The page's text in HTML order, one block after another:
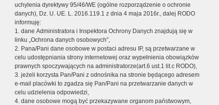
uchylenia dyrektywy 95/46/WE (ogólne rozporządzenie o ochronie
danych), Dz. U. UE. L. 2016.119.1 z dnia 4 maja 2016r., dalej RODO
informuję:
1. dane Administratora i Inspektora Ochrony Danych znajdują się w
linku „Ochrona danych osobowych”,
2. Pana/Pani dane osobowe w postaci adresu IP, są przetwarzane w
celu udostępniania strony internetowej oraz wypełnienia obowiązków
prawnych spoczywających na administratorze(art.6 ust.1 lit.c RODO),
3. jeżeli korzysta Pan/Pani z odnośnika na stronie będącego adresem
e-mail placówki to zgadza się Pan/Pani na przetwarzanie danych w
celu udzielenia odpowiedzi,
4. dane osobowe mogą być przekazywane organom państwowym,